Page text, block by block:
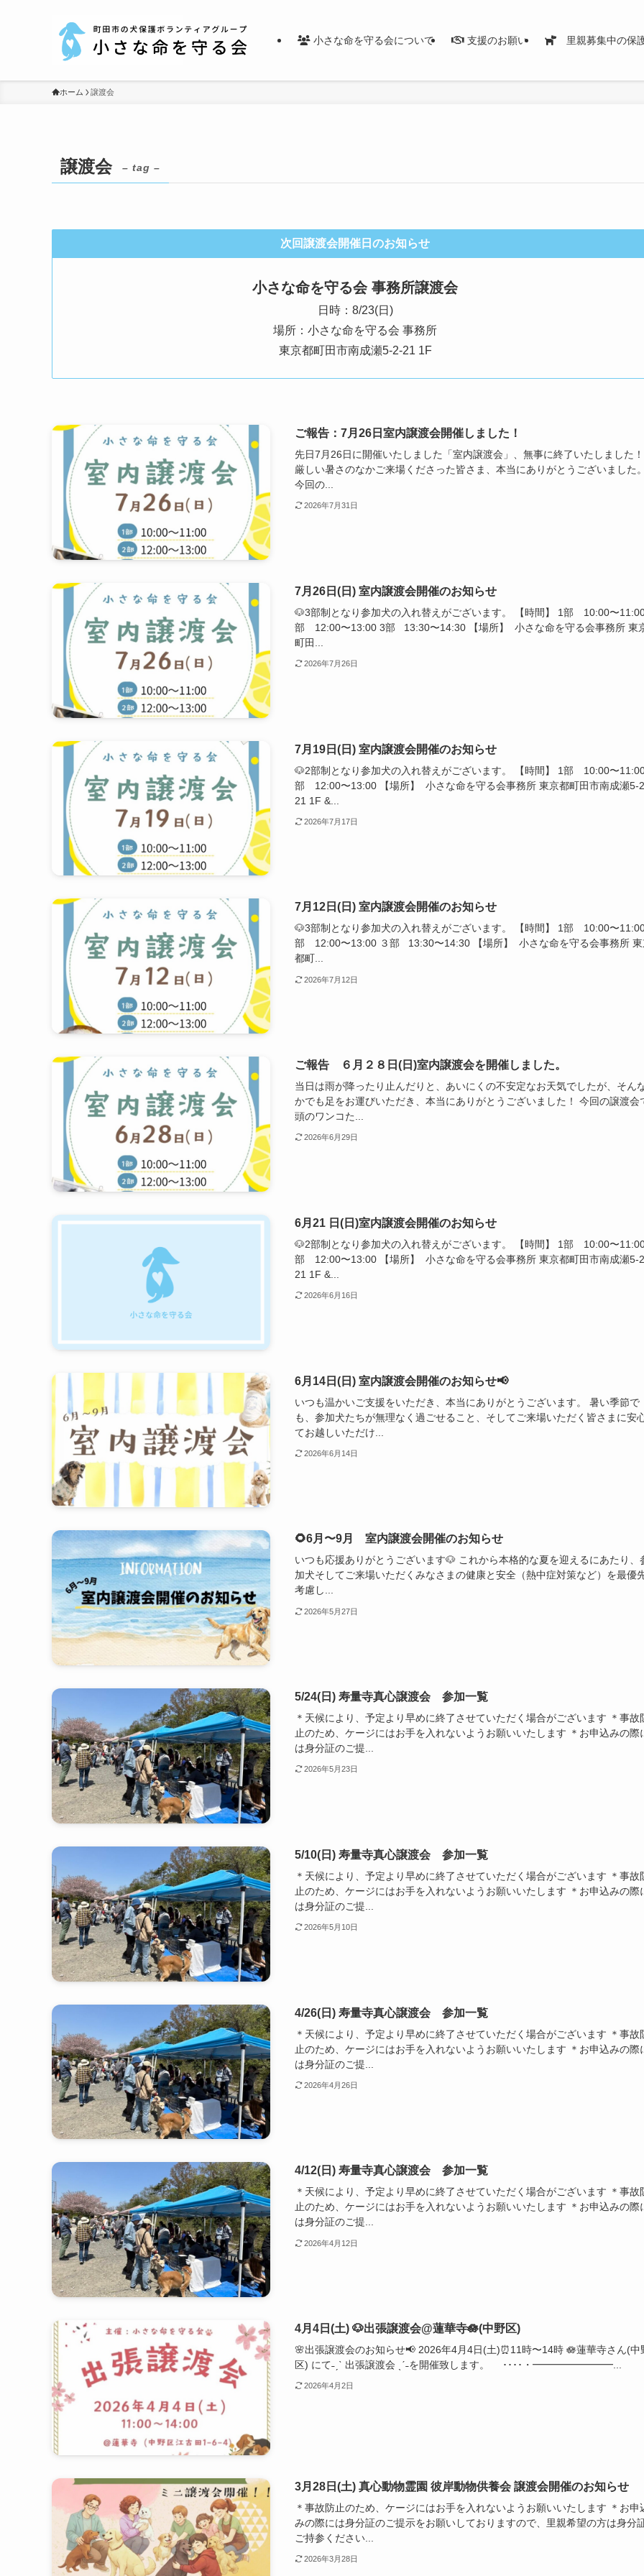
小さな命を守る会について 支援のお願い 里親募集中の保
ホーム 譲渡会
譲渡会 – tag –
次回譲渡会開催日のお知らせ
小さな命を守る会 事務所譲渡会
日時：8/23(日)
場所：小さな命を守る会 事務所
東京都町田市南成瀬5-2-21 1F
ご報告：7月26日室内譲渡会開催しました！
先日7月26日に開催いたしました「室内譲渡会」、無事に終了いたしました
厳しい暑さのなかご来場くださった皆さま、本当にありがとうございました。
今回の...
2026年7月31日
7月26日(日) 室内譲渡会開催のお知らせ
🐶3部制となり参加犬の入れ替えがございます。 【時間】 1部 10:00〜
部 12:00〜13:00 3部 13:30〜14:30 【場所】 小さな命を守る会事務所 東
町田...
2026年7月26日
7月19日(日) 室内譲渡会開催のお知らせ
🐶2部制となり参加犬の入れ替えがございます。 【時間】 1部 10:00〜
部 12:00〜13:00 【場所】 小さな命を守る会事務所 東京都町田市南成瀬5-
21 1F &...
2026年7月17日
7月12日(日) 室内譲渡会開催のお知らせ
🐶3部制となり参加犬の入れ替えがございます。 【時間】 1部 10:00〜
部 12:00〜13:00 ３部 13:30〜14:30 【場所】 小さな命を守る会事務所 東
都町...
2026年7月12日
ご報告 ６月２８日(日)室内譲渡会を開催しました。
当日は雨が降ったり止んだりと、あいにくの不安定なお天気でしたが、そん
かでも足をお運びいただき、本当にありがとうございました！ 今回の譲渡会
頭のワンコた...
2026年6月29日
6月21 日(日)室内譲渡会開催のお知らせ
🐶2部制となり参加犬の入れ替えがございます。 【時間】 1部 10:00〜
部 12:00〜13:00 【場所】 小さな命を守る会事務所 東京都町田市南成瀬5-
21 1F &...
2026年6月16日
6月14日(日) 室内譲渡会開催のお知らせ📢
いつも温かいご支援をいただき、本当にありがとうございます。 暑い季節で
も、参加犬たちが無理なく過ごせること、そしてご来場いただく皆さまに安
てお越しいただけ...
2026年6月14日
🌻6月〜9月 室内譲渡会開催のお知らせ
いつも応援ありがとうございます🐶 これから本格的な夏を迎えるにあたり、
加犬そしてご来場いただくみなさまの健康と安全（熱中症対策など）を最優
考慮し...
2026年5月27日
5/24(日) 寿量寺真心譲渡会 参加一覧
＊天候により、予定より早めに終了させていただく場合がございます ＊事故
止のため、ケージにはお手を入れないようお願いいたします ＊お申込みの際
は身分証のご提...
2026年5月23日
5/10(日) 寿量寺真心譲渡会 参加一覧
＊天候により、予定より早めに終了させていただく場合がございます ＊事故
止のため、ケージにはお手を入れないようお願いいたします ＊お申込みの際
は身分証のご提...
2026年5月10日
4/26(日) 寿量寺真心譲渡会 参加一覧
＊天候により、予定より早めに終了させていただく場合がございます ＊事故
止のため、ケージにはお手を入れないようお願いいたします ＊お申込みの際
は身分証のご提...
2026年4月26日
4/12(日) 寿量寺真心譲渡会 参加一覧
＊天候により、予定より早めに終了させていただく場合がございます ＊事故
止のため、ケージにはお手を入れないようお願いいたします ＊お申込みの際
は身分証のご提...
2026年4月12日
4月4日(土) 🐶出張譲渡会@蓮華寺🪷(中野区)
🌸出張譲渡会のお知らせ📢 2026年4月4日(土)⏰11時〜14時 🪷蓮華寺さん(中
区) にて˗ˏˋ 出張譲渡会 ˎˊ˗を開催致します。 ････・━━━━━━━━...
2026年4月2日
3月28日(土) 真心動物霊園 彼岸動物供養会 譲渡会開催のお知らせ
＊事故防止のため、ケージにはお手を入れないようお願いいたします ＊お申
みの際には身分証のご提示をお願いしておりますので、里親希望の方は身分
ご持参ください...
2026年3月28日